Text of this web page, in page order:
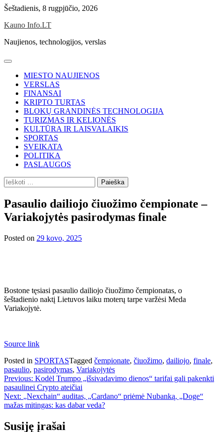
Skip
content
Šeštadienis, 8 rugpjūčio, 2026
Kauno Info.LT
Naujienos, technologijos, verslas
MIESTO NAUJIENOS
VERSLAS
FINANSAI
KRIPTO TURTAS
BLOKŲ GRANDINĖS TECHNOLOGIJA
TURIZMAS IR KELIONĖS
KULTŪRA IR LAISVALAIKIS
SPORTAS
SVEIKATA
POLITIKA
PASLAUGOS
Ieškoti:
Pasaulio dailiojo čiuožimo čempionate –
Variakojytės pasirodymas finale
Posted on 29 kovo, 2025
Bostone tęsiasi pasaulio dailiojo čiuožimo čempionatas, o
šeštadienio naktį Lietuvos laiku moterų tarpe varžėsi Meda
Variakojytė.
Source link
Posted in SPORTASTagged čempionate, čiuožimo, dailiojo, finale,
pasaulio, pasirodymas, Variakojytės
Navigacija
tarp
įrašų
Previous: Kodėl Trumpo „išsivadavimo dienos“ tarifai gali pakenkti
pasaulinei Crypto ateičiai
Next: „Nexchain“ auditas, „Cardano“ priėmė Nubanką, „Doge“
mažas mitingas: kas dabar veda?
Susiję įrašai